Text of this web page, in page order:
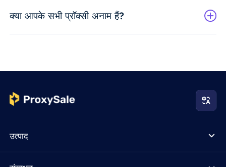
क्या आपके सभी प्रॉक्सी अनाम हैं?
उत्पाद